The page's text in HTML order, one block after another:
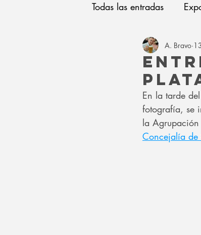
Todas las entradas
PresentacionesA. Bravo
En la tarde
fotografía, se
la
Concejalía de